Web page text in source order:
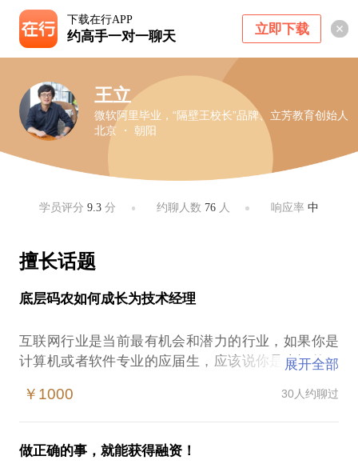
下载在行APP
约高手一对一聊天 立即下载
王立
微软阿里毕业，“隔壁王校长”品牌、立芳教育创始人
北京 ・ 朝阳
学员评分9.3 分 约聊人数 76人 响应率 中
擅长话题
底层码农如何成长为技术经理
互联网行业是当前最有机会和潜力的行业，如果你是
计算机或者软件专业的应届生，应该说你是幸运的。
感：工作压力大；工作技术含量不高，很无聊；觉得
司给的薪水很低等等。这时很多想法进入你的大脑：
我要不要跳槽试一下？工作内容没有挑战，我应不应
展开全部
￥1000 30人约聊过
做正确的事，就能获得融资！